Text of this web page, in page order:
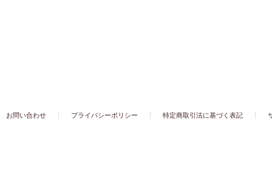
お問い合わせ プライバシーポリシー 特定商取引法に基づく表記